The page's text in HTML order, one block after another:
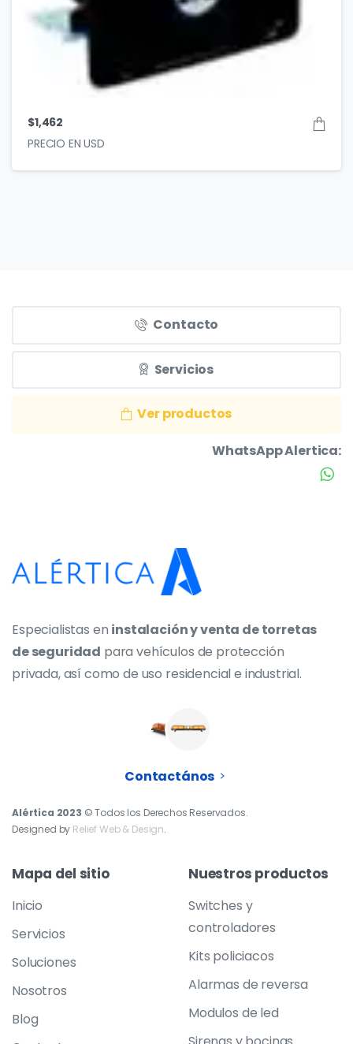
$1,462
Contacto
Servicios
Ver productos
WhatsApp Alertica:
Especialistas en instalación y venta de torretas
de seguridad para vehículos de protección
privada, así como de uso residencial e industrial.
Contactános
Alértica 2023 © Todos los Derechos Reservados.
Designed by Relief Web & Design.
Mapa del sitio
Inicio
Servicios
Soluciones
Nosotros
Blog
Nuestros productos
Switches y
controladores
Kits policiacos
Alarmas de reversa
Modulos de led